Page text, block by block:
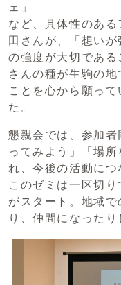
ェ」
など、具体性のあ
田さんが、「想い
の強度が大切であ
さんの種が生駒の
ことを心から願っ
た。
懇親会では、参加
ってみよう」「場
れ、今後の活動につ
このゼミは一区切
がスタート。地域
り、仲間になったり